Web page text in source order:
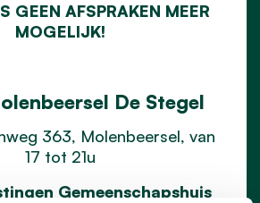
GEEN AFSPRAKEN MEER
MOGELIJK!
De Stegel
363, Molenbeersel, van
17 tot 21u
Gemeenschapshuis